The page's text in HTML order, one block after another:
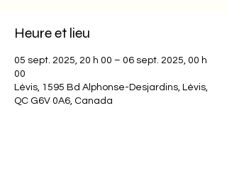
Heure et lieu
05 sept. 2025, 20 h 00 – 06 sept. 2025, 00 h
00
Lévis, 1595 Bd Alphonse-Desjardins, Lévis,
QC G6V 0A6, Canada